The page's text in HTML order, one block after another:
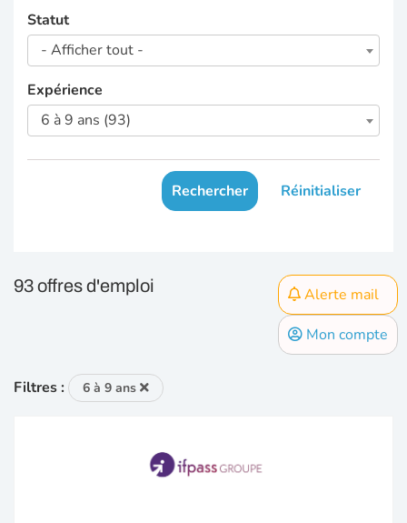
Statut
- Afficher tout -
Expérience
6 à 9 ans (93)
Rechercher Réinitialiser
93 offres d'emploi
Alerte mail
Mon compte
Filtres : 6 à 9 ans